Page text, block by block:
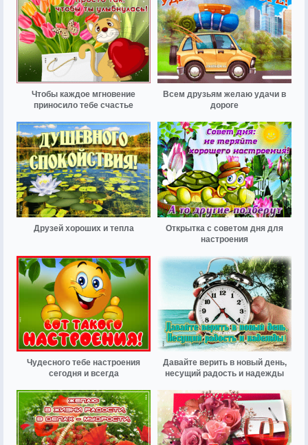
Чтобы каждое мгновение
приносило тебе счастье
Всем друзьям желаю удачи в
дороге
Друзей хороших и тепла
Открытка с советом дня для
настроения
Чудесного тебе настроения
сегодня и всегда
Давайте верить в новый день,
несущий радость и надежды